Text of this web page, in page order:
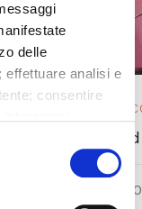
delle
effettuare analisi e
consentire
i cookie non
analitici e
revocato in
EVENTO IN
La La
SAB